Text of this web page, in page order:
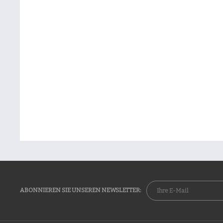
ABONNIEREN SIE UNSEREN NEWSLETTER: